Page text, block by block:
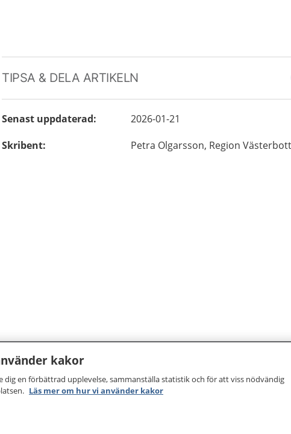
TIPSA & DELA ARTIKELN
Senast uppdaterad:
2026-01-21
Skribent: Petra Olgarsson, Region
kakor
dig en förbättrad upplevelse, sammanställa statistik och för att viss nödvändig
Läs mer om hur vi använder kakor